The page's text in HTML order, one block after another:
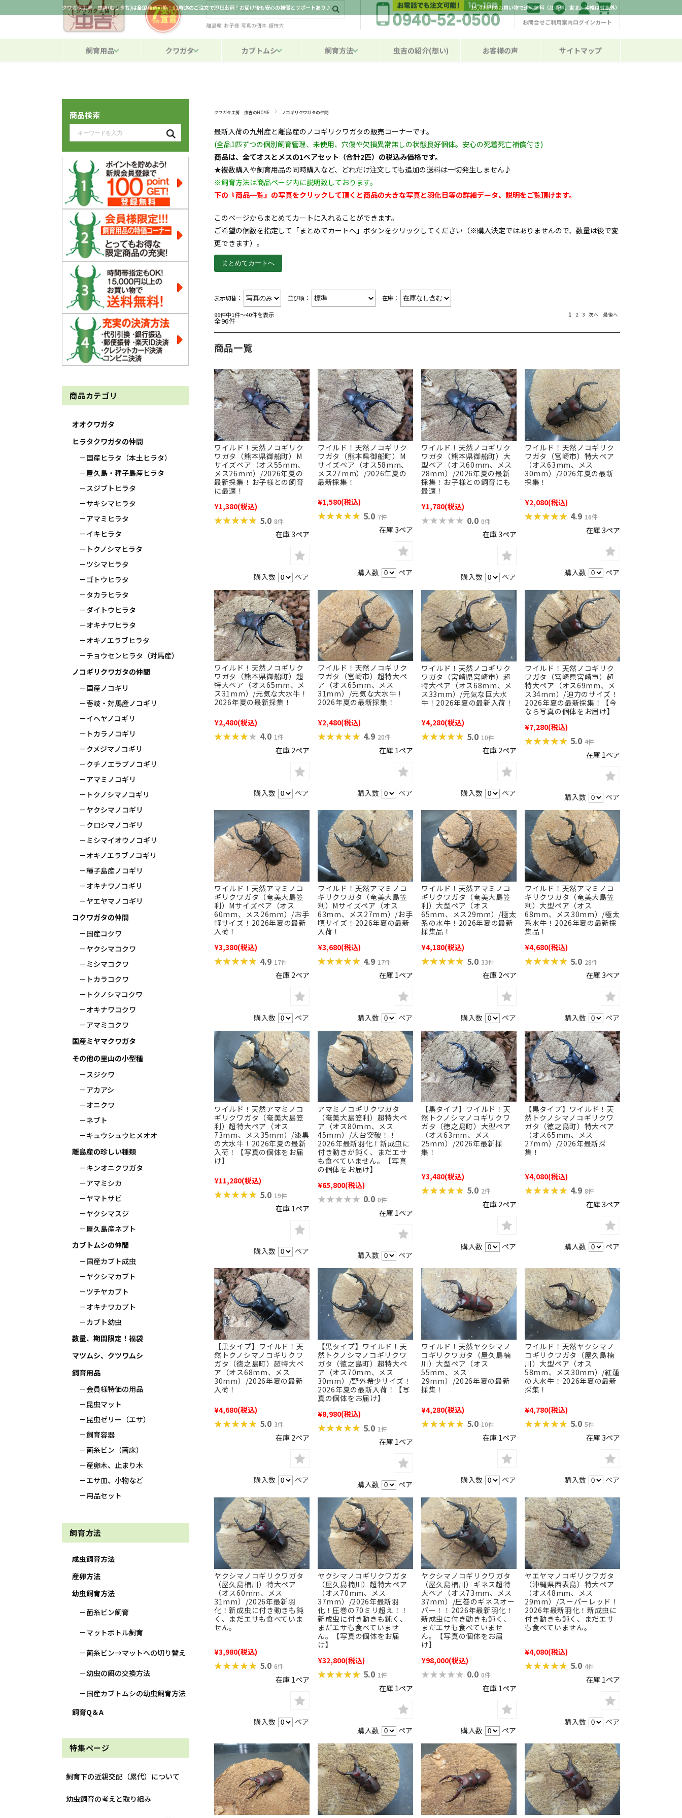
クワガタ工房 虫吉(むしきち)は全国発送可能！12時迄のご注文で即日出荷！お届け後も安心の補償とサポートあり♪ 15,000円のお買い物で送料無料（北海道、東北、沖縄は対象外）
写真の個体 超特大 ご利用案内ログイン カート
クワガタ工房 虫吉のHOME ノコギリクワガタの仲間
最新入荷の九州産と離島産のノコギリクワガタの販売コーナーです。
(全品1匹ずつの個別飼育管理、未使用、穴傷や欠損異常無しの状態良好個体。安心の死着死亡補償付き)
商品は、全てオスとメスの1ペアセット（合計2匹）の税込み価格です。
★複数購入や飼育用品の同時購入など、どれだけ注文しても追加の送料は一切発生しません♪
※飼育方法は商品ページ内に説明致しております。
下の『商品一覧』の写真をクリックして頂くと商品の大きな写真と羽化日等の詳細データ、説明をご覧頂けます。
このページからまとめてカートに入れることができます。
ご希望の個数を指定して「まとめてカートへ」ボタンをクリックしてください（※購入決定ではありませんので、数量は後で変
更できます）。
表示切替： 並び順： 在庫：
96件中1件～40件を表示 1 2 3 次へ 最後へ
全96件
商品一覧
ワイルド！天然ノコギリク
ワガタ（熊本県御船町）M
サイズペア（オス55mm、
メス26mm）/2026年夏の
最新採集！お子様との飼育
に最適！
¥1,380(税込)
★★★★★
★★★★★ 5.0 8件
在庫 3ペア
購入数 ペア
ワイルド！天然ノコギリク
ワガタ（熊本県御船町）M
サイズペア（オス58mm、
メス27mm）/2026年夏の
最新採集！
¥1,580(税込)
★★★★★
★★★★★ 5.0 7件
在庫 3ペア
購入数 ペア
ワイルド！天然ノコギリク
ワガタ（熊本県御船町）大
型ペア（オス60mm、メス
28mm）/2026年夏の最新
採集！お子様との飼育にも
最適！
¥1,780(税込)
★★★★★
★★★★★ 0.0 0件
在庫 3ペア
購入数 ペア
ワイルド！天然ノコギリク
ワガタ（宮崎市）特大ペア
（オス63mm、メス
30mm）/2026年夏の最新
採集！
¥2,080(税込)
★★★★★
★★★★★ 4.9 16件
在庫 3ペア
購入数 ペア
ワイルド！天然ノコギリク
ワガタ（熊本県御船町）超
特大ペア（オス65mm、メ
ス31mm）/元気な大水牛！
2026年夏の最新採集！
¥2,480(税込)
★★★★★
★★★★★ 4.0 1件
在庫 2ペア
購入数 ペア
ワイルド！天然ノコギリク
ワガタ（宮崎市）超特大ペ
ア（オス65mm、メス
31mm）/元気な大水牛！
2026年夏の最新採集！
¥2,480(税込)
★★★★★
★★★★★ 4.9 20件
在庫 1ペア
購入数 ペア
ワイルド！天然ノコギリク
ワガタ（宮崎県宮崎市）超
特大ペア（オス68mm、メ
ス33mm）/元気な巨大水
牛！2026年夏の最新入荷！
¥4,280(税込)
★★★★★
★★★★★ 5.0 10件
在庫 2ペア
購入数 ペア
ワイルド！天然ノコギリク
ワガタ（宮崎県宮崎市）超
特大ペア（オス69mm、メ
ス34mm）/迫力のサイズ！
2026年夏の最新採集！【今
なら写真の個体をお届け】
¥7,280(税込)
★★★★★
★★★★★ 5.0 4件
在庫 1ペア
購入数 ペア
ワイルド！天然アマミノコ
ギリクワガタ（奄美大島笠
利）Mサイズペア（オス
60mm、メス26mm）/お手
軽サイズ！2026年夏の最新
入荷！
¥3,380(税込)
★★★★★
★★★★★ 4.9 17件
在庫 2ペア
購入数 ペア
ワイルド！天然アマミノコ
ギリクワガタ（奄美大島笠
利）Mサイズペア（オス
63mm、メス27mm）/お手
頃サイズ！2026年夏の最新
入荷！
¥3,680(税込)
★★★★★
★★★★★ 4.9 17件
在庫 1ペア
購入数 ペア
ワイルド！天然アマミノコ
ギリクワガタ（奄美大島笠
利）大型ペア（オス
65mm、メス29mm）/極太
系の水牛！2026年夏の最新
採集品！
¥4,180(税込)
★★★★★
★★★★★ 5.0 33件
在庫 2ペア
購入数 ペア
ワイルド！天然アマミノコ
ギリクワガタ（奄美大島笠
利）大型ペア（オス
68mm、メス30mm）/極太
系水牛！2026年夏の最新採
集品！
¥4,680(税込)
★★★★★
★★★★★ 5.0 28件
在庫 3ペア
購入数 ペア
ワイルド！天然アマミノコ
ギリクワガタ（奄美大島笠
利）超特大ペア（オス
73mm、メス35mm）/漆黒
の大水牛！2026年夏の最新
入荷！【写真の個体をお届
け】
¥11,280(税込)
★★★★★
★★★★★ 5.0 19件
在庫 1ペア
購入数 ペア
アマミノコギリクワガタ
（奄美大島笠利）超特大ペ
ア（オス80mm、メス
45mm）/大台突破！！
2026年最新羽化！新成虫に
付き動きが鈍く、まだエサ
も食べていません。【写真
の個体をお届け】
¥65,800(税込)
★★★★★
★★★★★ 0.0 0件
在庫 1ペア
購入数 ペア
【黒タイプ】ワイルド！天
然トクノシマノコギリクワ
ガタ（徳之島町）大型ペア
（オス63mm、メス
25mm）/2026年最新採
集！
¥3,480(税込)
★★★★★
★★★★★ 5.0 2件
在庫 2ペア
購入数 ペア
【黒タイプ】ワイルド！天
然トクノシマノコギリクワ
ガタ（徳之島町）特大ペア
（オス65mm、メス
27mm）/2026年最新採
集！
¥4,080(税込)
★★★★★
★★★★★ 4.9 8件
在庫 3ペア
購入数 ペア
【黒タイプ】ワイルド！天
然トクノシマノコギリクワ
ガタ（徳之島町）超特大ペ
ア（オス68mm、メス
30mm）/2026年夏の最新
入荷！
¥4,680(税込)
★★★★★
★★★★★ 5.0 3件
在庫 2ペア
購入数 ペア
【黒タイプ】ワイルド！天
然トクノシマノコギリクワ
ガタ（徳之島町）超特大ペ
ア（オス70mm、メス
30mm）/野外希少サイズ！
2026年夏の最新入荷！【写
真の個体をお届け】
¥8,980(税込)
★★★★★
★★★★★ 5.0 1件
在庫 1ペア
購入数 ペア
ワイルド！天然ヤクシマノ
コギリクワガタ（屋久島楠
川）大型ペア（オス
55mm、メス
29mm）/2026年夏の最新
採集！
¥4,280(税込)
★★★★★
★★★★★ 5.0 10件
在庫 1ペア
購入数 ペア
ワイルド！天然ヤクシマノ
コギリクワガタ（屋久島楠
川）大型ペア（オス
58mm、メス30mm）/紅蓮
の大水牛！2026年夏の最新
採集！
¥4,780(税込)
★★★★★
★★★★★ 5.0 5件
在庫 3ペア
購入数 ペア
ヤクシマノコギリクワガタ
（屋久島楠川）特大ペア
（オス60mm、メス
31mm）/2026年最新羽
化！新成虫に付き動きも鈍
く、まだエサも食べていま
せん。
¥3,980(税込)
★★★★★
★★★★★ 5.0 6件
在庫 1ペア
購入数 ペア
ヤクシマノコギリクワガタ
（屋久島楠川）超特大ペア
（オス70mm、メス
37mm）/2026年最新羽
化！圧巻の70ミリ超え！！
新成虫に付き動きも鈍く、
まだエサも食べていませ
ん。【写真の個体をお届
け】
¥32,800(税込)
★★★★★
★★★★★ 5.0 1件
在庫 1ペア
購入数 ペア
ヤクシマノコギリクワガタ
（屋久島楠川）ギネス超特
大ペア（オス73mm、メス
37mm）/圧巻のギネスオー
バー！！2026年最新羽化！
新成虫に付き動きも鈍く、
まだエサも食べていませ
ん。【写真の個体をお届
け】
¥98,000(税込)
★★★★★
★★★★★ 0.0 0件
在庫 1ペア
購入数 ペア
ヤエヤマノコギリクワガタ
（沖縄県西表島）特大ペア
（オス48mm、メス
29mm）/スーパーレッド！
2026年最新羽化！新成虫に
付き動きも鈍く、まだエサ
も食べていません。
¥4,080(税込)
★★★★★
★★★★★ 5.0 4件
在庫 1ペア
購入数 ペア
商品検索
商品カテゴリ
オオクワガタ
ヒラタクワガタの仲間
国産ヒラタ（本土ヒラタ）
屋久島・種子島産ヒラタ
スジブトヒラタ
サキシマヒラタ
アマミヒラタ
イキヒラタ
トクノシマヒラタ
ツシマヒラタ
ゴトウヒラタ
タカラヒラタ
ダイトウヒラタ
オキナワヒラタ
オキノエラブヒラタ
チョウセンヒラタ（対馬産）
ノコギリクワガタの仲間
国産ノコギリ
壱岐・対馬産ノコギリ
イヘヤノコギリ
トカラノコギリ
クメジマノコギリ
クチノエラブノコギリ
アマミノコギリ
トクノシマノコギリ
ヤクシマノコギリ
クロシマノコギリ
ミシマイオウノコギリ
オキノエラブノコギリ
種子島産ノコギリ
オキナワノコギリ
ヤエヤマノコギリ
コクワガタの仲間
国産コクワ
ヤクシマコクワ
ミシマコクワ
トカラコクワ
トクノシマコクワ
オキナワコクワ
アマミコクワ
国産ミヤマクワガタ
その他の里山の小型種
スジクワ
アカアシ
オニクワ
ネブト
キュウシュウヒメオオ
離島産の珍しい種類
キンオニクワガタ
アマミシカ
ヤマトサビ
ヤクシマスジ
屋久島産ネブト
カブトムシの仲間
国産カブト成虫
ヤクシマカブト
ツチヤカブト
オキナワカブト
カブト幼虫
数量、期間限定！福袋
マツムシ、クツワムシ
飼育用品
会員様特価の用品
昆虫マット
昆虫ゼリー（エサ）
飼育容器
菌糸ビン（菌床）
産卵木、止まり木
エサ皿、小物など
用品セット
飼育方法
成虫飼育方法
産卵方法
幼虫飼育方法
菌糸ビン飼育
マットボトル飼育
菌糸ビン→マットへの切り替え
幼虫の餌の交換方法
国産カブトムシの幼虫飼育方法
飼育Q＆A
特集ページ
飼育下の近親交配（累代）について
幼虫飼育の考えと取り組み